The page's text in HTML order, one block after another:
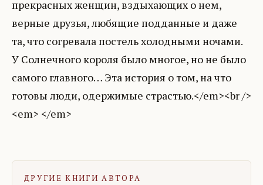
прекрасных женщин, вздыхающих о нем,
верные друзья, любящие подданные и даже
та, что согревала постель холодными ночами.
У Солнечного короля было многое, но не было
самого главного… Эта история о том, на что
готовы люди, одержимые страстью.</em><br />
<em> </em>
ДРУГИЕ КНИГИ АВТОРА